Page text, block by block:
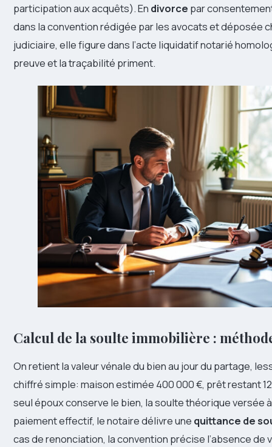
participation aux acquêts). En divorce par
dans la convention rédigée par les avocats et déposée
judiciaire, elle figure dans l’acte liquidatif notarié
preuve et la traçabilité priment.
Calcul de la soulte immobilière :
On retient la valeur vénale du bien au jour du partage,
chiffré simple: maison estimée 400 000 €, prêt restant
seul époux conserve le bien, la soulte théorique versée à
paiement effectif, le notaire délivre une quittance de
cas de renonciation, la convention précise l’absence de